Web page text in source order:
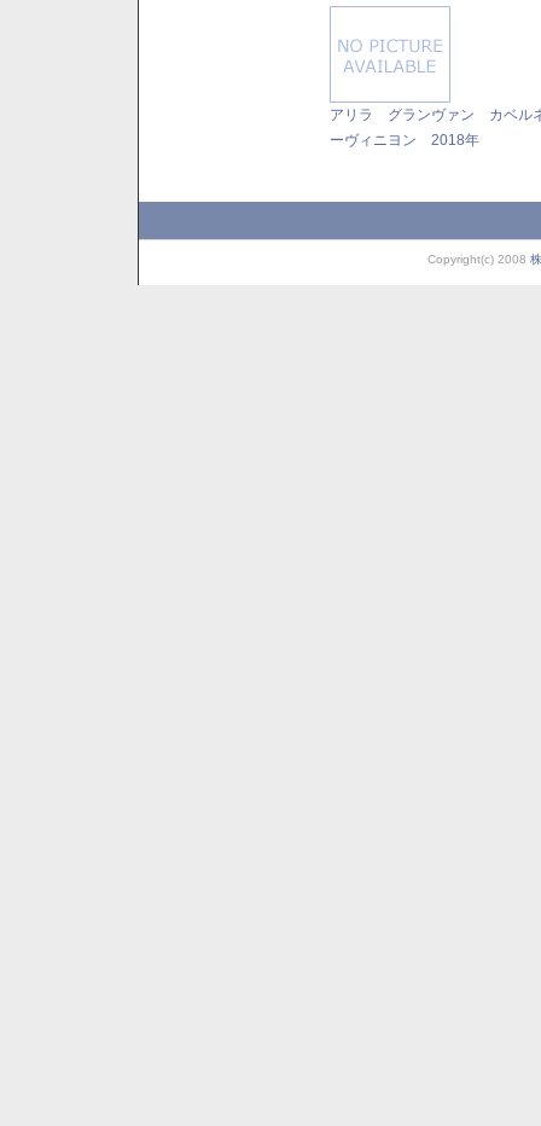
アリラ グランヴァン カベル
ーヴィニヨン 2018年
Copyright(c) 2008